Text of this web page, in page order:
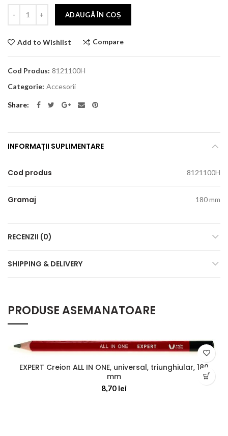
ADAUGĂ ÎN COȘ
Add to Wishlist Compare
Cod Produs: 8121100H
Categorie: Accesorii
Share
INFORMAȚII SUPLIMENTARE
Cod produs 8121100H
Gramaj 180 mm
RECENZII (0)
SHIPPING & DELIVERY
PRODUSE ASEMANATOARE
EXPERT Creion ALL IN ONE, universal, triunghiular, 180
mm
8,70 lei